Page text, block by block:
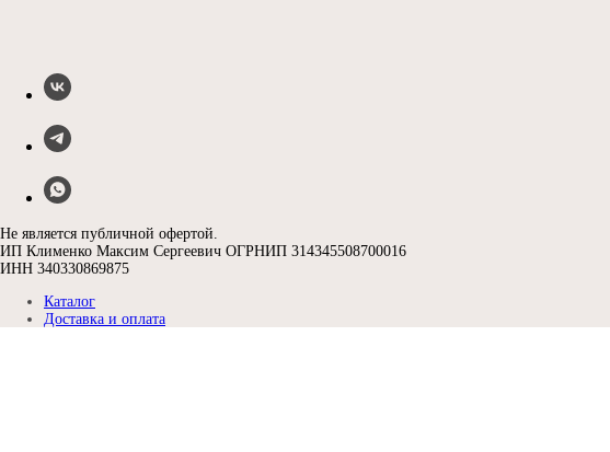
Не является публичной офертой.
ИП Клименко Максим Сергеевич ОГРНИП 314345508700016
ИНН 340330869875
Каталог
Доставка и оплата